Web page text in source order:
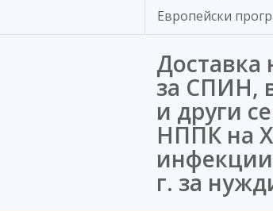
Европейски
Доставка
за СПИН,
и други
НППК на
инфекции
г. за